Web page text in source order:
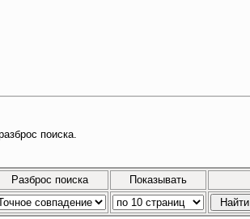
поиска.
Разброс поиска Показывать